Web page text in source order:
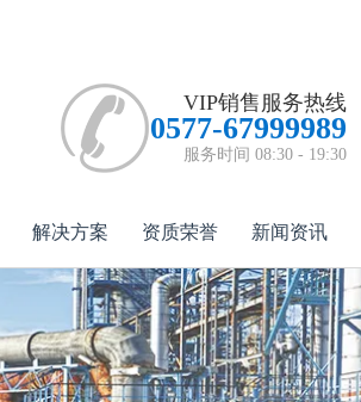
VIP销售服务热线
0577-67999989
服务时间 08:30 - 19:30
解决方案 资质荣誉 新闻资讯